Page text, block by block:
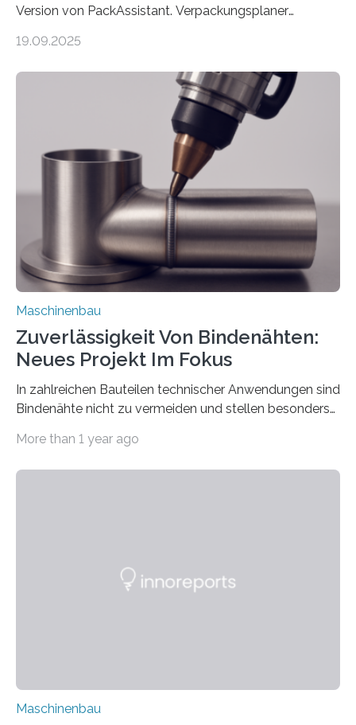
Version von PackAssistant. Verpackungsplaner
Automobil, Maschinenbau und in der Zulieferindustrie.
Teile als eine Einheit verpacken. Die Anordnung kann
der Benutzer vorgeben und erhält so mehr Kontrolle
über die Positionierung der Bauteile. Die ebenfalls neue
Automatisierungsschnittstelle dient dazu, die Software
besser in spezifische Unternehmensprozesse
einzubinden. Sankt Augustin – Zur Messe FACHPACK
vom 23. bis 25. September in Nürnberg…
19.09.2025
Maschinenbau
Zuverlässigkeit Von Bindenähten:
Neues Projekt Im Fokus
In zahlreichen Bauteilen technischer Anwendungen sind
Bindenähte nicht zu vermeiden und stellen besonders
Matrixmaterials eine große Herausforderung dar.
Durch den verstärkten Einsatz von Rezyklaten
More than 1 year ago
Maschinenbau